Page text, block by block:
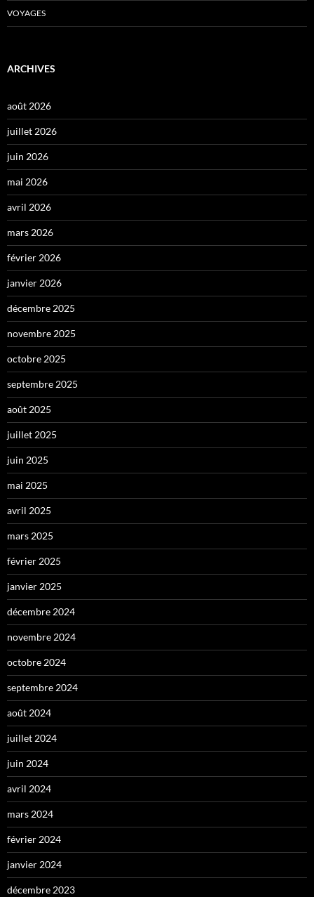
VOYAGES
ARCHIVES
août 2026
juillet 2026
juin 2026
mai 2026
avril 2026
mars 2026
février 2026
janvier 2026
décembre 2025
novembre 2025
octobre 2025
septembre 2025
août 2025
juillet 2025
juin 2025
mai 2025
avril 2025
mars 2025
février 2025
janvier 2025
décembre 2024
novembre 2024
octobre 2024
septembre 2024
août 2024
juillet 2024
juin 2024
avril 2024
mars 2024
février 2024
janvier 2024
décembre 2023